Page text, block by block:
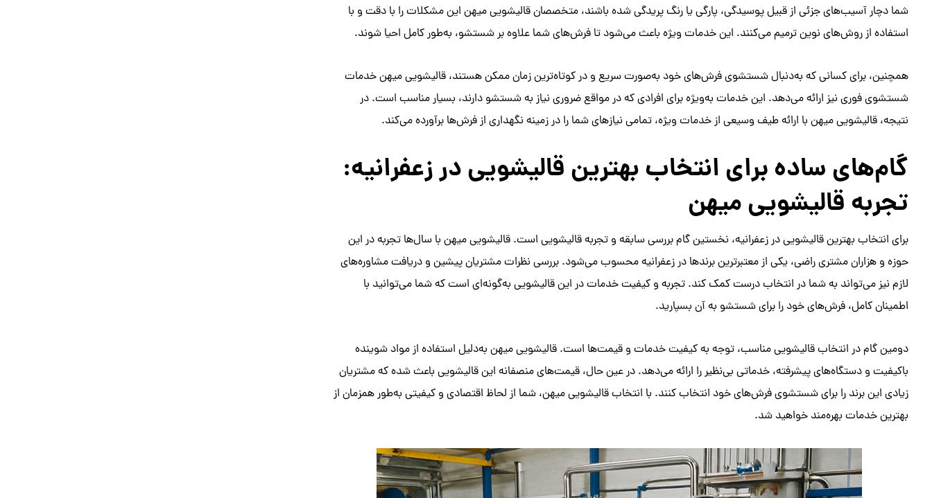
شما دچار آسیب‌های جزئی از قبیل پوسیدگی، پارگی یا رنگ پریدگی شده باشند، متخصصان قالیشویی میهن این مشکلات را با دقت و با
استفاده از روش‌های نوین ترمیم می‌کنند. این خدمات ویژه باعث می‌شود تا فرش‌های شما علاوه بر شستشو، به‌طور کامل احیا شوند.
همچنین، برای کسانی که به‌دنبال شستشوی فرش‌های خود به‌صورت سریع و در کوتاه‌ترین زمان ممکن هستند، قالیشویی میهن خدمات
شستشوی فوری نیز ارائه می‌دهد. این خدمات به‌ویژه برای افرادی که در مواقع ضروری نیاز به شستشو دارند، بسیار مناسب است. در
نتیجه، قالیشویی میهن با ارائه طیف وسیعی از خدمات ویژه، تمامی نیازهای شما را در زمینه نگهداری از فرش‌ها برآورده می‌کند.
گام‌های ساده برای انتخاب بهترین قالیشویی در زعفرانیه:
تجربه قالیشویی میهن
برای انتخاب بهترین قالیشویی در زعفرانیه، نخستین گام بررسی سابقه و تجربه قالیشویی است. قالیشویی میهن با سال‌ها تجربه در این
حوزه و هزاران مشتری راضی، یکی از معتبرترین برندها در زعفرانیه محسوب می‌شود. بررسی نظرات مشتریان پیشین و دریافت مشاوره‌های
لازم نیز می‌تواند به شما در انتخاب درست کمک کند. تجربه و کیفیت خدمات در این قالیشویی به‌گونه‌ای است که شما می‌توانید با
اطمینان کامل، فرش‌های خود را برای شستشو به آن بسپارید.
دومین گام در انتخاب قالیشویی مناسب، توجه به کیفیت خدمات و قیمت‌ها است. قالیشویی میهن به‌دلیل استفاده از مواد شوینده
باکیفیت و دستگاه‌های پیشرفته، خدماتی بی‌نظیر را ارائه می‌دهد. در عین حال، قیمت‌های منصفانه این قالیشویی باعث شده که مشتریان
زیادی این برند را برای شستشوی فرش‌های خود انتخاب کنند. با انتخاب قالیشویی میهن، شما از لحاظ اقتصادی و کیفیتی به‌طور همزمان از
بهترین خدمات بهره‌مند خواهید شد.